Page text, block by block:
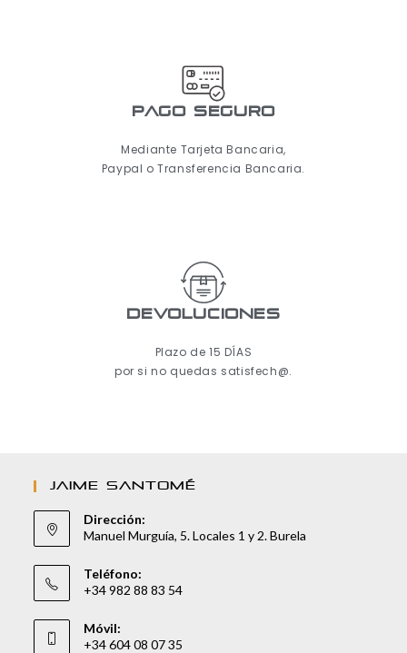
pago seguro
Mediante Tarjeta Bancaria,
Paypal o Transferencia Bancaria.
Devoluciones
Plazo de 15 DÍAS
por si no quedas satisfech@.
JAIME SANTOMÉ
Dirección:
Manuel Murguía, 5. Locales 1 y 2. Burela
Teléfono:
+34 982 88 83 54
Móvil:
+34 604 08 07 35